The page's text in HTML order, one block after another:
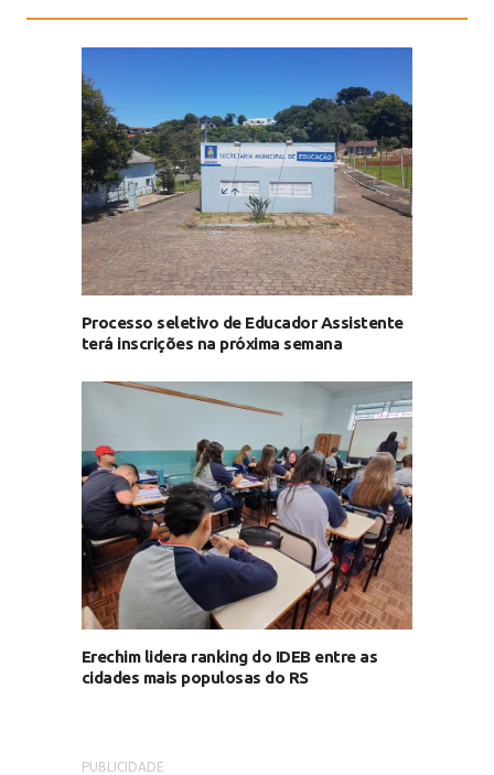
Processo seletivo de Educador Assistente
terá inscrições na próxima semana
Erechim lidera ranking do IDEB entre as
cidades mais populosas do RS
PUBLICIDADE